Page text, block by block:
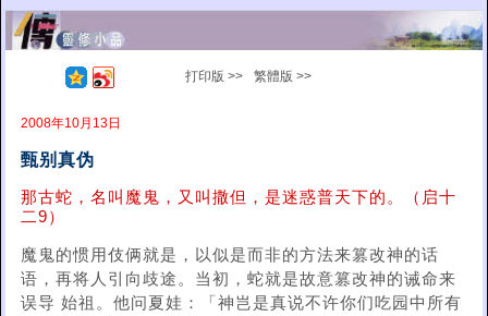
打印版 >> 繁體版 >>
2008年10月13日
甄别真伪
那古蛇，名叫魔鬼，又叫撒但，是迷惑普天下的。（启十
二9）
魔鬼的惯用伎俩就是，以似是而非的方法来篡改神的话
语，再将人引向歧途。当初，蛇就是故意篡改神的诫命来
误导 始祖。他问夏娃：「神岂是真说不许你们吃园中所有